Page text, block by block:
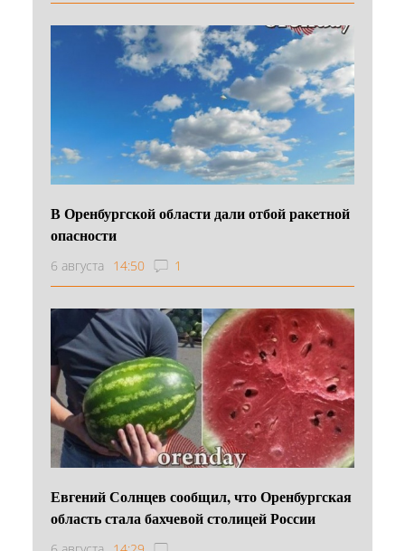
В Оренбургской области дали отбой ракетной
опасности
6 августа 14:50 1
Евгений Солнцев сообщил, что Оренбургская
область стала бахчевой столицей России